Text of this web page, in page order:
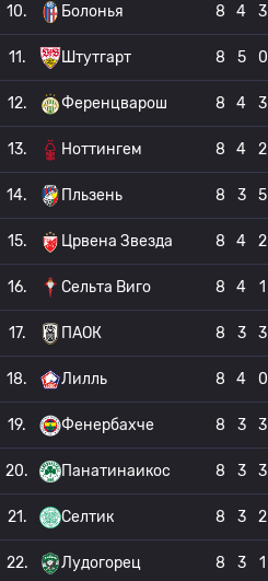
10. Болонья 8 4 3
11. Штутгарт 8 5 0
12. Ференцварош 8 4 3
13. Ноттингем 8 4 2
14. Пльзень 8 3 5
15. Црвена Звезда 8 4 2
16. Сельта Виго 8 4 1
17. ПАОК 8 3 3
18. Лилль 8 4 0
19. Фенербахче 8 3 3
20. Панатинаикос 8 3 3
21. Селтик 8 3 2
22. Лудогорец 8 3 1